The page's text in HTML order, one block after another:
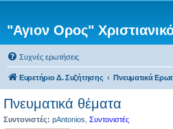
"Αγιον Ορος"
Συχνές ερωτήσεις
Ευρετήριο Δ. Συζήτησης
Πνευματικά θέματα
Συντονιστές: pAntonios Συντονιστές